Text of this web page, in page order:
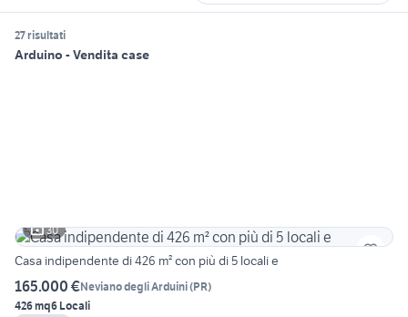
27 risultati
Arduino - Vendita case
30
Casa indipendente di 426 m² con più di 5 locali e
165.000 €Neviano degli Arduini(PR)
426 mq6 Locali